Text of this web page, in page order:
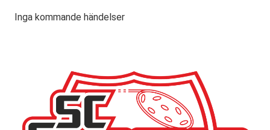
Inga kommande händelser